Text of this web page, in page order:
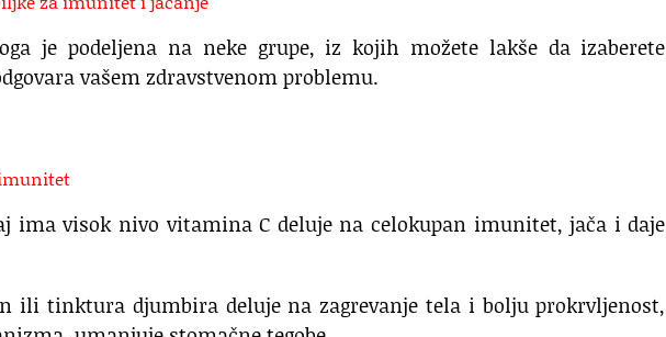
je podeljena na neke grupe, iz kojih možete lakše da izaberete
vašem zdravstvenom problemu.
ima visok nivo vitamina C deluje na celokupan imunitet, jača i daje
ili tinktura djumbira deluje na zagrevanje tela i bolju prokrvljenost,